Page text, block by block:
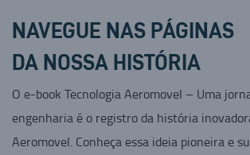
NAVEGUE NAS PÁGINAS
DA NOSSA HISTÓRIA
O e-book Tecnologia Aeromovel – Uma
engenharia é o registro da história
Aeromovel. Conheça essa ideia pioneira e